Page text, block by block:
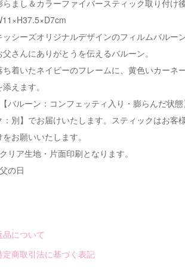
らまし＆カラーファイバースティック取り付け
ッシーズオリジナルデザインのフィルムバルーン
父さんにありがとうを伝えるバルーン。
ち着いたネイビーのフレームに、黄色いカーネ
添えます。
バルーン：コンフェッティ入り・膨らんだ状
：別】でお届けいたします。スティックはお客
をお願いいたします。
リア生地・片面印刷となります。
の日
品について
定商取引法に基づく表記